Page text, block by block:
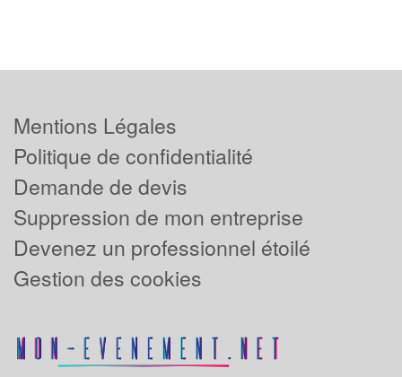
Mentions Légales
Politique de confidentialité
Demande de devis
Suppression de mon entreprise
Devenez un professionnel étoilé
Gestion des cookies